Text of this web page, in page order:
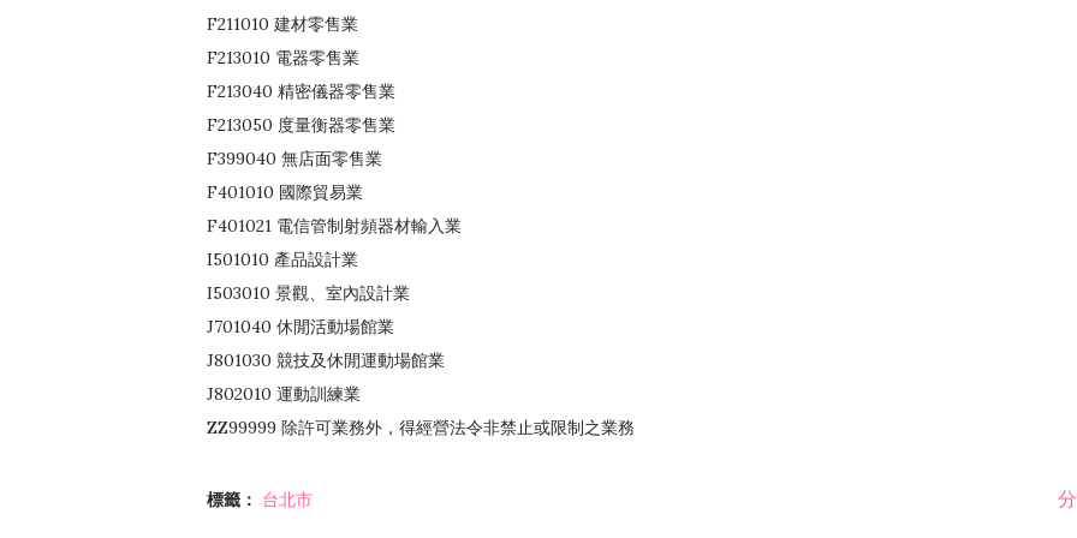
F211010 建材零售業
F213010 電器零售業
F213040 精密儀器零售業
F213050 度量衡器零售業
F399040 無店面零售業
F401010 國際貿易業
F401021 電信管制射頻器材輸入業
I501010 產品設計業
I503010 景觀、室內設計業
J701040 休閒活動場館業
J801030 競技及休閒運動場館業
J802010 運動訓練業
ZZ99999 除許可業務外，得經營法令非禁止或限制之業務
標籤： 台北市